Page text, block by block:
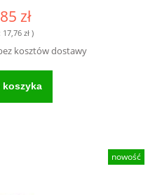
zł
17,76 zł)
kosztów dostawy
koszyka
nowość